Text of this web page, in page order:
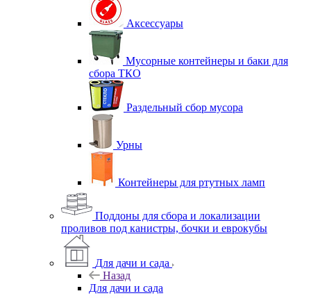
Аксессуары
Мусорные контейнеры и баки для
сбора ТКО
Раздельный сбор мусора
Урны
Контейнеры для ртутных ламп
Поддоны для сбора и локализации
проливов под канистры, бочки и еврокубы
Для дачи и сада
Назад
Для дачи и сада